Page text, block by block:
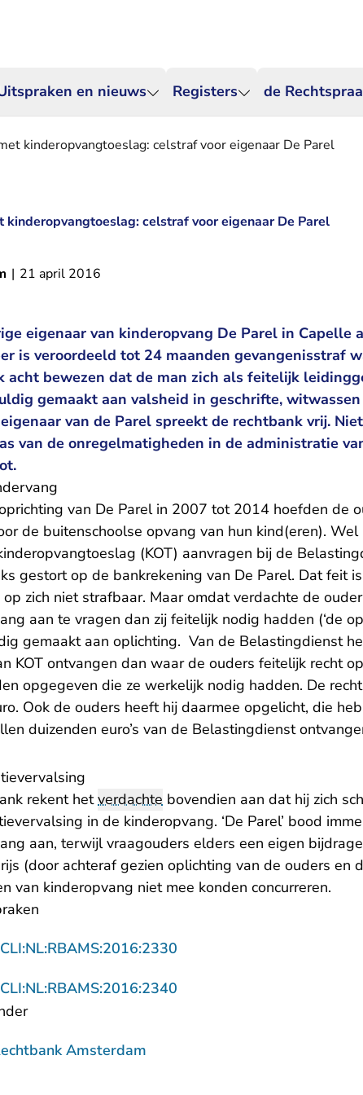
en nieuws Registers de
kinderopvangtoeslag: celstraf voor eigenaar De Parel
kinderopvangtoeslag: celstraf voor eigenaar De Parel
| 21 april 2016
eigenaar van kinderopvang De Parel in Capelle
is veroordeeld tot 24 maanden gevangenisstraf
acht bewezen dat de man zich als feitelijk
gemaakt aan valsheid in geschrifte,
van de Parel spreekt de rechtbank vrij.
van de onregelmatigheden in de administratie
van De Parel in 2007 tot 2014 hoefden de
de buitenschoolse opvang van hun kind(eren).
(KOT) aanvragen bij de
gestort op de bankrekening van De Parel. Dat feit
op zich niet strafbaar. Maar omdat verdachte de
aan te vragen dan zij feitelijk nodig hadden (‘de
gemaakt aan oplichting. Van de Belastingdienst
KOT ontvangen dan waar de ouders feitelijk recht
opgegeven die ze werkelijk nodig hadden. De
Ook de ouders heeft hij daarmee opgelicht, die
duizenden euro’s van de Belastingdienst
rekent hetverdachte bovendien aan dat hij zich
in de kinderopvang. ‘De Parel’ bood
aan, terwijl vraagouders elders een eigen
(door achteraf gezien oplichting van de ouders en
van kinderopvang niet mee konden concurreren.
Amsterdam